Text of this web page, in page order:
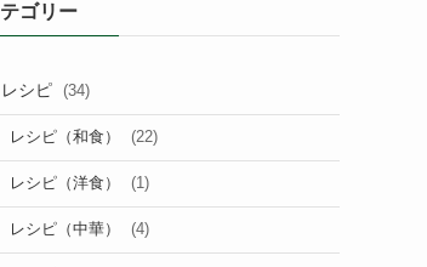
ゴリー
レシピ (34)
レシピ（和食） (22)
レシピ（洋食） (1)
レシピ（中華） (4)